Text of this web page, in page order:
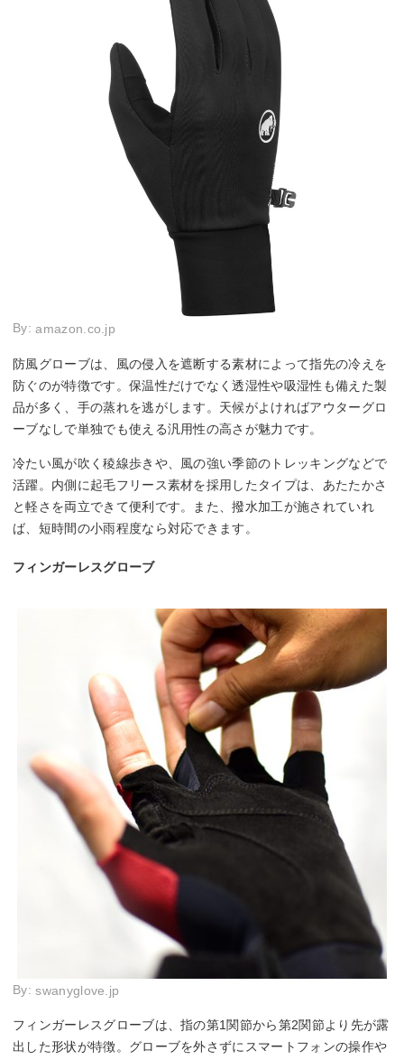
By:amazon.co.jp
防風グローブは、風の侵入を遮断する素材によって指先の冷えを
防ぐのが特徴です。保温性だけでなく透湿性や吸湿性も備えた製
品が多く、手の蒸れを逃がします。天候がよければアウターグロ
ーブなしで単独でも使える汎用性の高さが魅力です。
冷たい風が吹く稜線歩きや、風の強い季節のトレッキングなどで
活躍。内側に起毛フリース素材を採用したタイプは、あたたかさ
と軽さを両立できて便利です。また、撥水加工が施されていれ
ば、短時間の小雨程度なら対応できます。
フィンガーレスグローブ
By: swanyglove.jp
フィンガーレスグローブは、指の第1関節から第2関節より先が露
出した形状が特徴。グローブを外さずにスマートフォンの操作や